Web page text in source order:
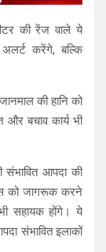
की रेंज वाले ये
करेंगे, बल्कि
की हानि को
और बचाव कार्य भी
आपदा की
को जागरूक करने
सहायक होंगे। ये
संभावित इलाकों